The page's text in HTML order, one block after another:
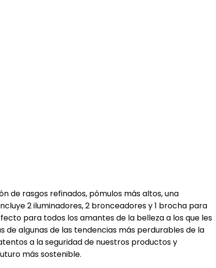
de rasgos refinados, pómulos más altos, una
2 iluminadores, 2 bronceadores y 1 brocha para
para todos los amantes de la belleza a los que les
algunas de las tendencias más perdurables de la
a la seguridad de nuestros productos y
más sostenible.